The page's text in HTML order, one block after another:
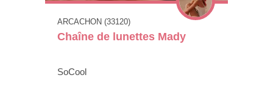
ARCACHON (33120)
Chaîne de lunettes Mady
SoCool